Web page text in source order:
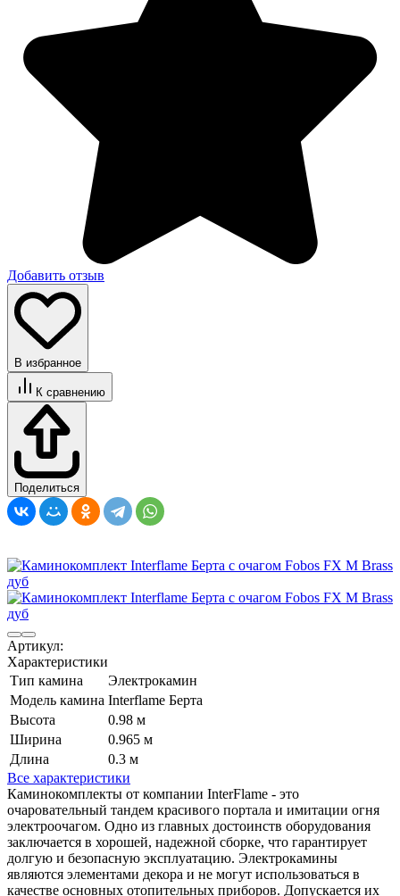
Добавить отзыв
В избранное
К сравнению
Поделиться
Артикул:
Характеристики
Тип камина
Электрокамин
Модель камина Interflame Берта
Высота
0.98 м
Ширина
0.965 м
Длина
0.3 м
Все характеристики
Каминокомплекты от компании InterFlame - это
очаровательный тандем красивого портала и имитации огня
электроочагом. Одно из главных достоинств оборудования
заключается в хорошей, надежной сборке, что гарантирует
долгую и безопасную эксплуатацию. Электрокамины
являются элементами декора и не могут использоваться в
качестве основных отопительных приборов. Допускается их